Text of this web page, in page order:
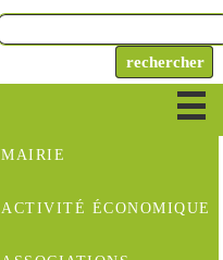
MAIRIE
ACTIVITÉ ÉCONOMIQUE